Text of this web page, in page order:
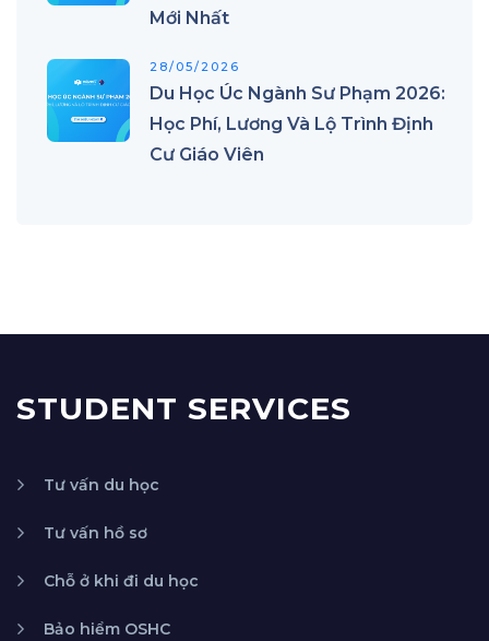
Mới Nhất
28/05/2026
Du Học Úc Ngành Sư Phạm 2026:
Học Phí, Lương Và Lộ Trình Định
Cư Giáo Viên
STUDENT SERVICES
Tư vấn du học
Tư vấn hồ sơ
Chỗ ở khi đi du học
Bảo hiểm OSHC